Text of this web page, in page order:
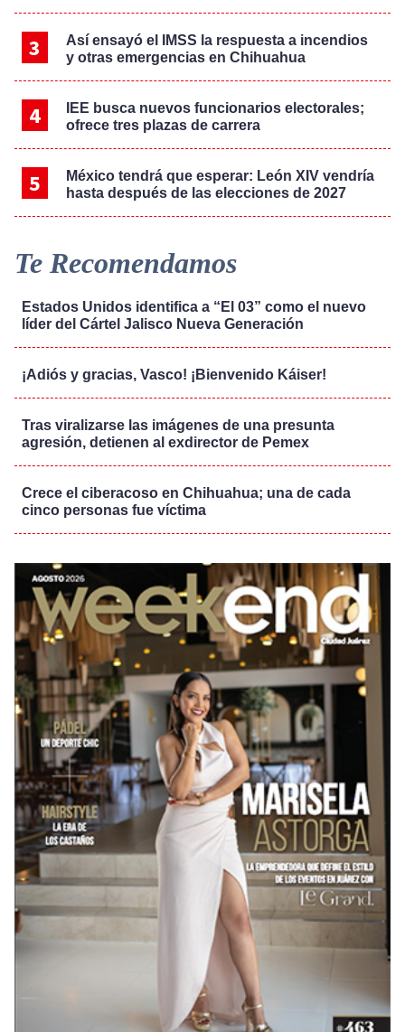
Así ensayó el IMSS la respuesta a incendios
y otras emergencias en Chihuahua
IEE busca nuevos funcionarios electorales;
ofrece tres plazas de carrera
México tendrá que esperar: León XIV vendría
hasta después de las elecciones de 2027
Te Recomendamos
Estados Unidos identifica a “El 03” como el nuevo
líder del Cártel Jalisco Nueva Generación
¡Adiós y gracias, Vasco! ¡Bienvenido Káiser!
Tras viralizarse las imágenes de una presunta
agresión, detienen al exdirector de Pemex
Crece el ciberacoso en Chihuahua; una de cada
cinco personas fue víctima